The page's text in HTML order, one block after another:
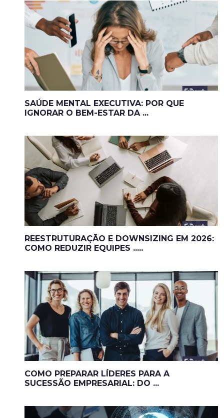
SAÚDE MENTAL EXECUTIVA: POR QUE
IGNORAR O BEM-ESTAR DA ...
REESTRUTURAÇÃO E DOWNSIZING EM 2026:
COMO REDUZIR EQUIPES .....
COMO PREPARAR LÍDERES PARA A
SUCESSÃO EMPRESARIAL: DO ...